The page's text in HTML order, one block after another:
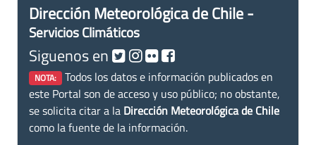
Dirección Meteorológica de Chile -
Servicios Climáticos
Siguenos en
NOTA: Todos los datos e información publicados en
este Portal son de acceso y uso público; no obstante,
se solicita citar a la Dirección Meteorológica de Chile
como la fuente de la información.